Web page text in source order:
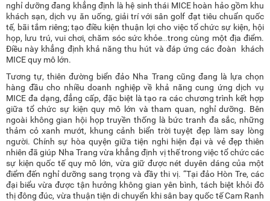
nghỉ dưỡng đang khẳng định là hệ sinh thái MICE hoàn hảo gồm khu
khách sạn, dịch vụ ăn uống, giải trí với sân golf đạt tiêu chuẩn quốc
tế, bãi tắm riêng; tạo điều kiện thuận lợi cho việc tổ chức sự kiện, hội
họp, lưu trú, vui chơi, chăm sóc sức khỏe…trong cùng một địa điểm.
Điều này khẳng định khả năng thu hút và đáp ứng các đoàn khách
MICE quy mô lớn.
Tương tự, thiên đường biển đảo Nha Trang cũng đang là lựa chọn
hàng đầu cho nhiều doanh nghiệp về khả năng cung ứng dịch vụ
MICE đa dạng, đẳng cấp, đặc biệt là tạo ra các chương trình kết hợp
giữa tổ chức sự kiện quy mô lớn và tham quan, nghỉ dưỡng. Bên
ngoài không gian hội họp truyền thống là bức tranh đa sắc, những
thảm cỏ xanh mướt, khung cảnh biển trời tuyệt đẹp làm say lòng
người. Chính sự hòa quyện giữa tiện nghi hiện đại và vẻ đẹp thiên
nhiên đã giúp Nha Trang vừa khẳng định vị thế trong việc tổ chức các
sự kiện quốc tế quy mô lớn, vừa giữ được nét duyên dáng của một
điểm đến nghỉ dưỡng sang trọng và đầy thi vị. “Tại đảo Hòn Tre, các
đại biểu vừa được tận hưởng không gian yên bình, tách biệt khỏi đô
thị đông đúc, vừa thuận tiện di chuyển khi sân bay quốc tế Cam Ranh